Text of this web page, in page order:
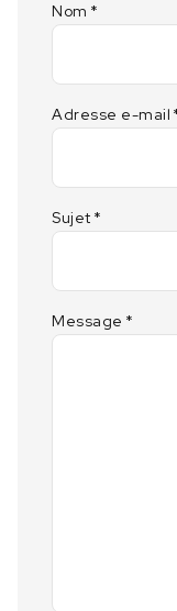
Nom *
Adresse e-mail
Sujet *
Message *